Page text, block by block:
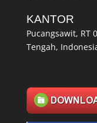
KANTOR
Pucangsawit, RT
Tengah,